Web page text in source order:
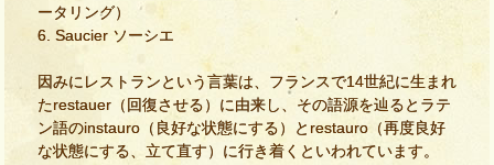
ータリング）
6. Saucier ソーシエ
因みにレストランという言葉は、フランスで14世紀に生まれ
たrestauer（回復させる）に由来し、その語源を辿るとラテ
ン語のinstauro（良好な状態にする）とrestauro（再度良好
な状態にする、立て直す）に行き着くといわれています。